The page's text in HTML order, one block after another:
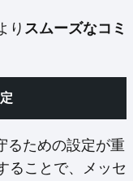
り スムーズなコミ
るための設定が重
ることで、メッセ